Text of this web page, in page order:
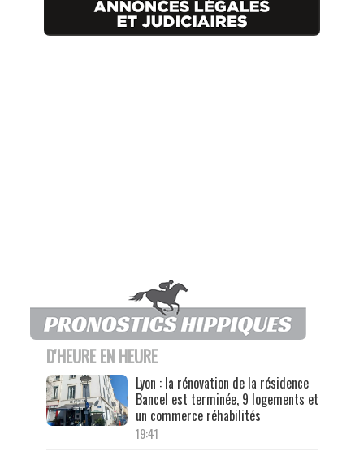
D'HEURE EN HEURE
Lyon : la rénovation de la résidence
Bancel est terminée, 9 logements et
un commerce réhabilités
19:41